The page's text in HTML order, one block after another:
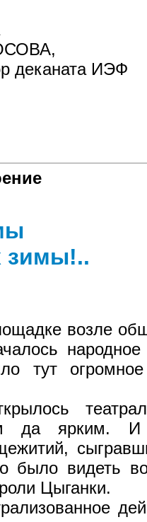
деканата ИЭФ
зимы!..
возле
тут
да ярким. И
было видеть
Цыганки.